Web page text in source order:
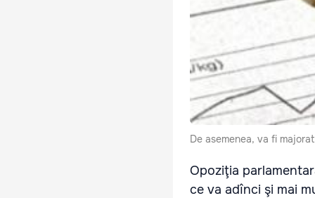
De asemenea, va fi
Opoziţia
ce va adînci şi mai